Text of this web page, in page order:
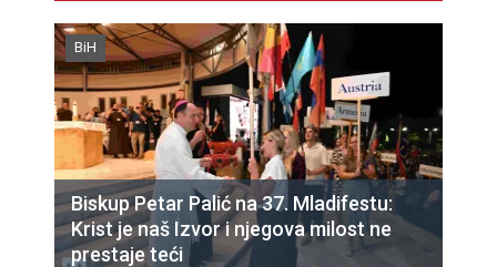
BiH
Biskup Petar Palić na 37. Mladifestu:
Krist je naš Izvor i njegova milost ne
prestaje teći